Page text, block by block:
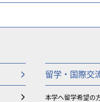
留学・国際交
本学へ留学希望の